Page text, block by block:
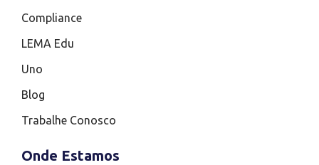
Compliance
LEMA Edu
Uno
Blog
Trabalhe Conosco
Onde Estamos